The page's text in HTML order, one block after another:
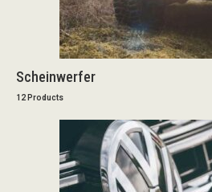
Scheinwerfer
12 Products